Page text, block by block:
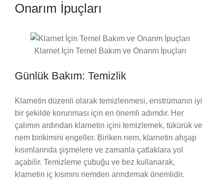
Onarım İpuçları
Klarnet İçin Temel Bakım ve Onarım İpuçları
Günlük Bakım: Temizlik
Klarnetin düzenli olarak temizlenmesi, enstrümanın iyi
bir şekilde korunması için en önemli adımdır. Her
çalımın ardından klarnetin içini temizlemek, tükürük ve
nem birikimini engeller. Biriken nem, klarnetin ahşap
kısımlarında şişmelere ve zamanla çatlaklara yol
açabilir. Temizleme çubuğu ve bez kullanarak,
klarnetin iç kısmını nemden arındırmak önemlidir.